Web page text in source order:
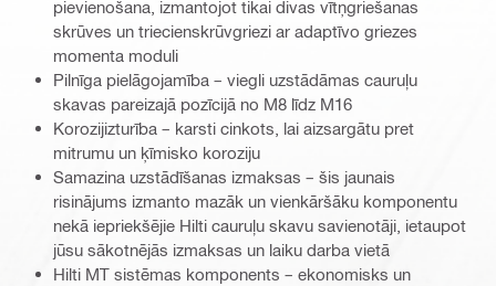
pievienošana, izmantojot tikai divas vītņgriešanas
skrūves un triecienskrūvgriezi ar adaptīvo griezes
momenta moduli
Pilnīga pielāgojamība – viegli uzstādāmas cauruļu
skavas pareizajā pozīcijā no M8 līdz M16
Korozijizturība – karsti cinkots, lai aizsargātu pret
mitrumu un ķīmisko koroziju
Samazina uzstādīšanas izmaksas – šis jaunais
risinājums izmanto mazāk un vienkāršāku komponentu
nekā iepriekšējie Hilti cauruļu skavu savienotāji, ietaupot
jūsu sākotnējās izmaksas un laiku darba vietā
Hilti MT sistēmas komponents – ekonomisks un